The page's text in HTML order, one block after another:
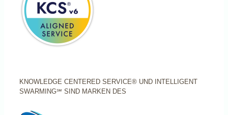
KNOWLEDGE CENTERED SERVICE® UND INTELLIGENT
SWARMING℠ SIND MARKEN DES